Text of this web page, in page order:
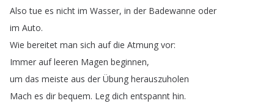
Also tue es nicht im Wasser, in der Badewanne oder
im Auto.
Wie bereitet man sich auf die Atmung vor:
Immer auf leeren Magen beginnen,
um das meiste aus der Übung herauszuholen
Mach es dir bequem. Leg dich entspannt hin.